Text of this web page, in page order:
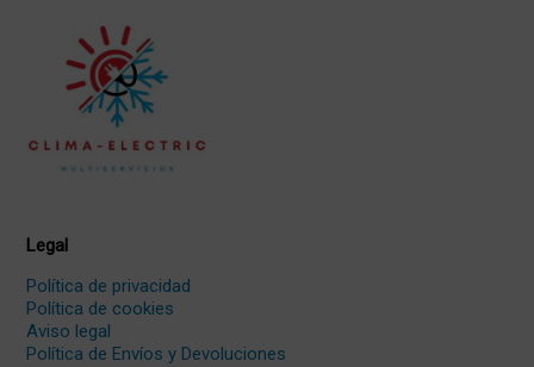
Legal
Política de privacidad
Política de cookies
Aviso legal
Política de Envíos y Devoluciones